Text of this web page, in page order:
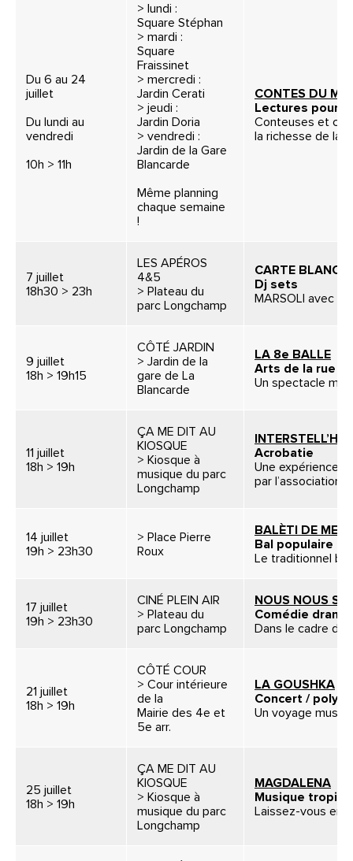
Du 6 au 24
juillet
Du lundi au
vendredi
10h > 11h
> lundi :
Square Stéphan
> mardi :
Square
Fraissinet
> mercredi :
Jardin Cerati
> jeudi :
Jardin Doria
> vendredi :
Jardin de la Gare
Blancarde
Même planning
chaque semaine
!
CONTES DU
Lectures pour
Conteuses et
la richesse de la
7 juillet
18h30 > 23h
LES APÉROS
4&5
> Plateau du
parc Longchamp
CARTE
Dj sets
MARSOLI avec
9 juillet
18h > 19h15
CÔTÉ JARDIN
> Jardin de la
gare de La
Blancarde
LA 8e BALLE
Arts de la rue /
Un spectacle
11 juillet
18h > 19h
ÇA ME DIT AU
KIOSQUE
> Kiosque à
musique du parc
Longchamp
Acrobatie
Une expérience
par l’association
14 juillet
19h > 23h30
> Place Pierre
Roux
BALÈTI DE
Bal populaire
Le traditionnel bal
17 juillet
19h > 23h30
CINÉ PLEIN AIR
> Plateau du
parc Longchamp
NOUS NOUS
Comédie
Dans le cadre du
21 juillet
18h > 19h
CÔTÉ COUR
> Cour intérieure
de la
Mairie des 4e et
5e arr.
LA GOUSHKA
Concert /
Un voyage
25 juillet
18h > 19h
ÇA ME DIT AU
KIOSQUE
> Kiosque à
musique du parc
Longchamp
MAGDALENA
Musique
Laissez-vous